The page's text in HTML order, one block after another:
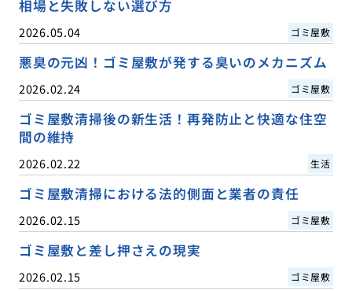
相場と失敗しない選び方
2026.05.04 ゴミ屋敷
悪臭の元凶！ゴミ屋敷が発する臭いのメカニズム
2026.02.24 ゴミ屋敷
ゴミ屋敷清掃後の新生活！再発防止と快適な住空
間の維持
2026.02.22 生活
ゴミ屋敷清掃における法的側面と業者の責任
2026.02.15 ゴミ屋敷
ゴミ屋敷と差し押さえの現実
2026.02.15 ゴミ屋敷